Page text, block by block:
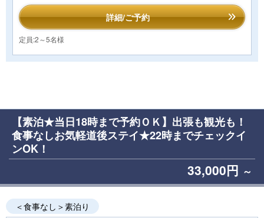
詳細/ご予約
定員:2～5名様
【素泊★当日18時まで予約ＯＫ】出張も観光も！
食事なしお気軽道後ステイ★22時までチェックイ
ンOK！
33,000円 ～
＜食事なし＞素泊り